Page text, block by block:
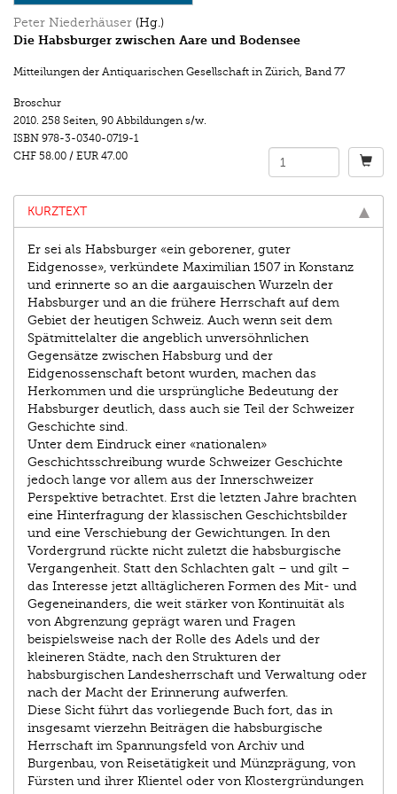
Peter Niederhäuser (Hg.)
Die Habsburger zwischen Aare und Bodensee
Mitteilungen der Antiquarischen Gesellschaft in Zürich, Band 77
Broschur
2010. 258 Seiten, 90 Abbildungen s/w.
ISBN 978-3-0340-0719-1
CHF 58.00 / EUR 47.00
KURZTEXT
Er sei als Habsburger «ein geborener, guter
Eidgenosse», verkündete Maximilian 1507 in Konstanz
und erinnerte so an die aargauischen Wurzeln der
Habsburger und an die frühere Herrschaft auf dem
Gebiet der heutigen Schweiz. Auch wenn seit dem
Spätmittelalter die angeblich unversöhnlichen
Gegensätze zwischen Habsburg und der
Eidgenossenschaft betont wurden, machen das
Herkommen und die ursprüngliche Bedeutung der
Habsburger deutlich, dass auch sie Teil der Schweizer
Geschichte sind.
Unter dem Eindruck einer «nationalen»
Geschichtsschreibung wurde Schweizer Geschichte
jedoch lange vor allem aus der Innerschweizer
Perspektive betrachtet. Erst die letzten Jahre brachten
eine Hinterfragung der klassischen Geschichtsbilder
und eine Verschiebung der Gewichtungen. In den
Vordergrund rückte nicht zuletzt die habsburgische
Vergangenheit. Statt den Schlachten galt – und gilt –
das Interesse jetzt alltäglicheren Formen des Mit- und
Gegeneinanders, die weit stärker von Kontinuität als
von Abgrenzung geprägt waren und Fragen
beispielsweise nach der Rolle des Adels und der
kleineren Städte, nach den Strukturen der
habsburgischen Landesherrschaft und Verwaltung oder
nach der Macht der Erinnerung aufwerfen.
Diese Sicht führt das vorliegende Buch fort, das in
insgesamt vierzehn Beiträgen die habsburgische
Herrschaft im Spannungsfeld von Archiv und
Burgenbau, von Reisetätigkeit und Münzprägung, von
Fürsten und ihrer Klientel oder von Klostergründungen